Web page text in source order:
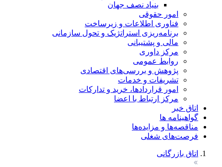
بنیاد نصف جهان
امور حقوقی
فناوری اطلاعات و زیرساخت
برنامه‌ریزی استراتژیک و تحول سازمانی
مالی و پشتیبانی
مرکز داوری
روابط عمومی
پژوهش و بررسی‌های اقتصادی
تشریفات و خدمات
امور قراردادها، خرید و تدارکات
مرکز ارتباط با اعضا
اتاق خبر
گواهینامه ها
مناقصه‌ها و مزایده‌ها
فرصت‌های شغلی
اتاق بازرگانی